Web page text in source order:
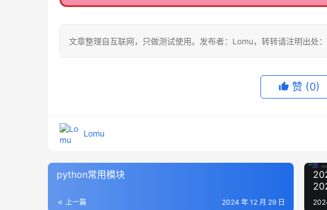
文章整理自互联网，只做测试使用。发布者：Lomu，转转请注明出处：
赞 (0)
Lomu
python常用模块
上一篇 2024 年 12 月 29 日